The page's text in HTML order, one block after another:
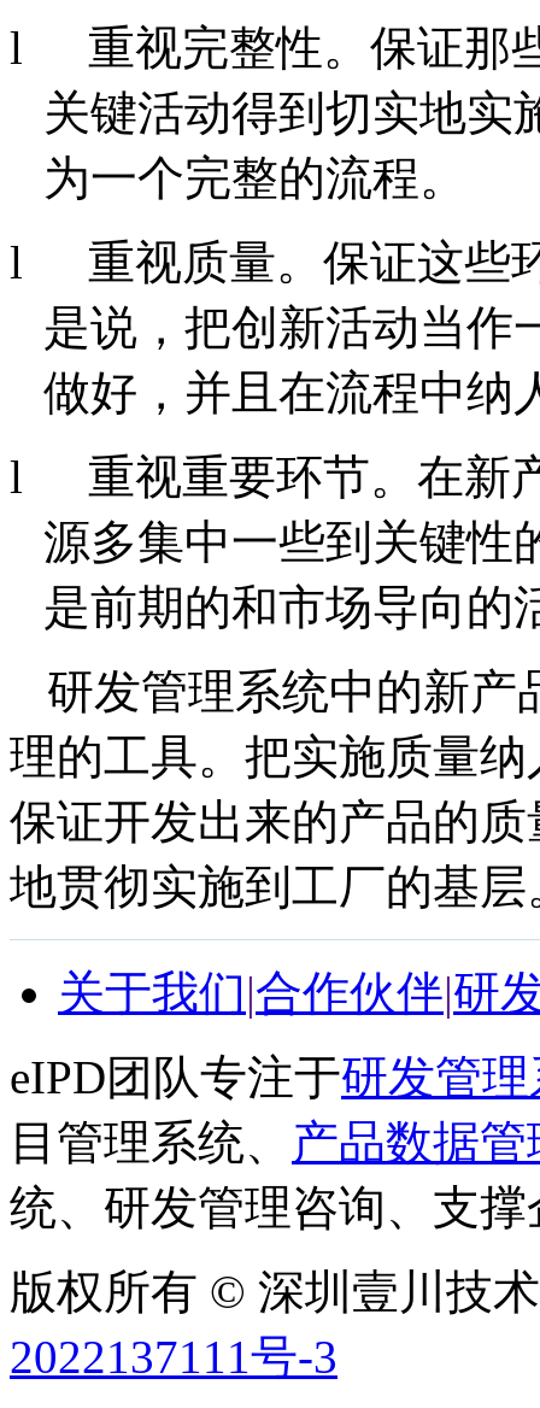
l
重视完整性。保证那
关键活动得到切实地
为一个完整的流程。
l
重视质量。保证这些
是说 ，把创新活动当
做好，并且在流程中纳
l
重视重要环节。在新
源多集中一些到关键性
是前期的和市场导向的
研发管理系统中的新产
理的工具。把实施质量
保证开发出来的产品的
地贯彻实施到工厂的基层
关于我们|合作伙伴|研
eIPD团队专注于研发管
目管理系统、 产品数据管
统、研发管理咨询、支撑
版权所有 © 深圳壹川技
2022137111号-3